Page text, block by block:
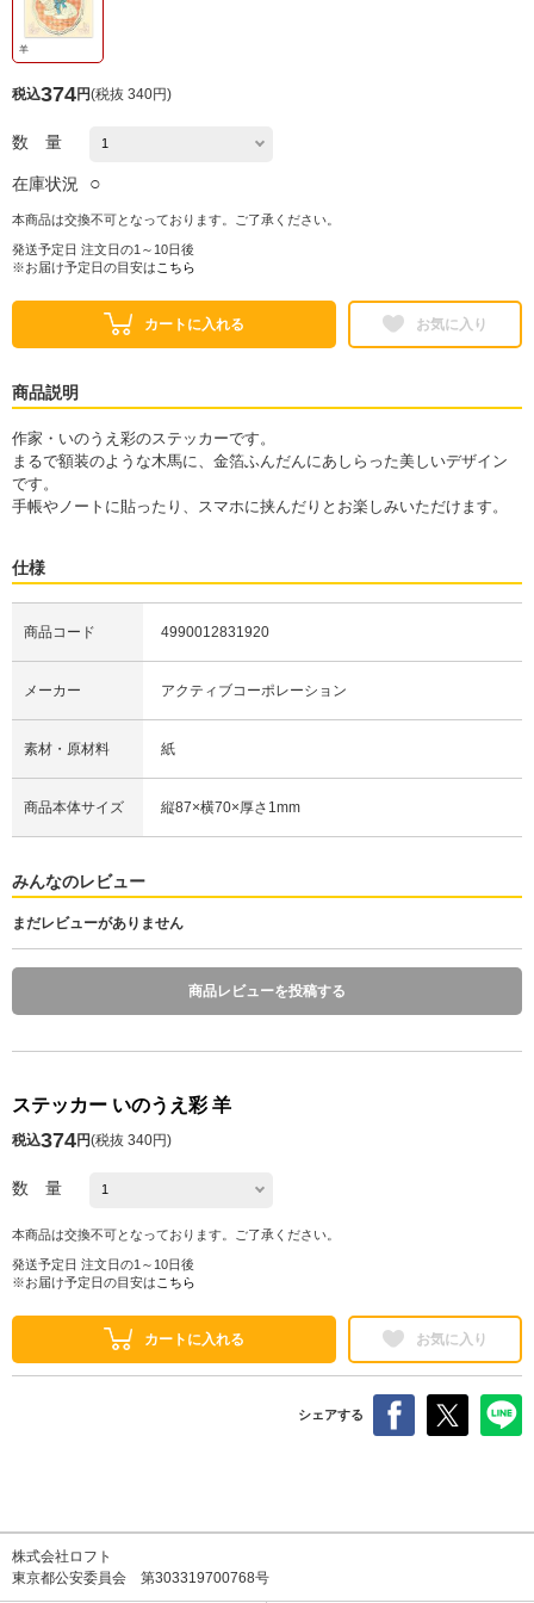
羊
税込374円(税抜 340円)
数 量
在庫状況 ○
本商品は交換不可となっております。ご了承ください。
発送予定日 注文日の1～10日後
※お届け予定日の目安は こちら
カートに入れる お気に入り
商品説明
作家・いのうえ彩のステッカーです。
まるで額装のような木馬に、金箔ふんだんにあしらった美しいデザイン
です。
手帳やノートに貼ったり、スマホに挟んだりとお楽しみいただけます。
仕様
商品コード 4990012831920
メーカー アクティブコーポレーション
素材・原材料 紙
商品本体サイズ 縦87×横70×厚さ1mm
みんなのレビュー
まだレビューがありません
商品レビューを投稿する
ステッカー いのうえ彩 羊
税込374円(税抜 340円)
数 量
本商品は交換不可となっております。ご了承ください。
発送予定日 注文日の1～10日後
※お届け予定日の目安は こちら
カートに入れる お気に入り
シェアする
株式会社ロフト
東京都公安委員会 第303319700768号